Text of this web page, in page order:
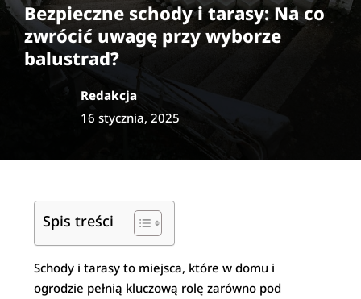
Bezpieczne schody i tarasy: Na co
zwrócić uwagę przy wyborze
balustrad?
Redakcja
16 stycznia, 2025
Spis treści
Schody i tarasy to miejsca, które w domu i
ogrodzie pełnią kluczową rolę zarówno pod